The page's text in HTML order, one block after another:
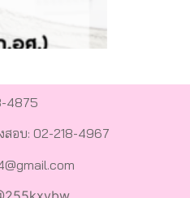
4875
สอบ: 02-218-4967